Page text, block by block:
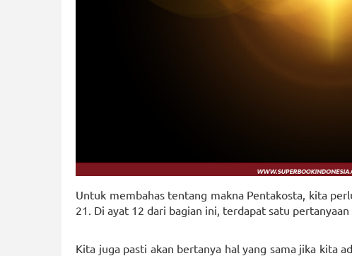
Untuk membahas tentang makna Pentakosta, kita
21. Di ayat 12 dari bagian ini, terdapat satu
Kita juga pasti akan bertanya hal yang sama jika kita